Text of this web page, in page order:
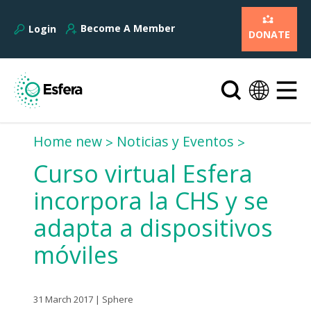
Login Become A Member DONATE
Home new Noticias y Eventos
Curso virtual Esfera
incorpora la CHS y se
adapta a dispositivos
móviles
31 March 2017 | Sphere